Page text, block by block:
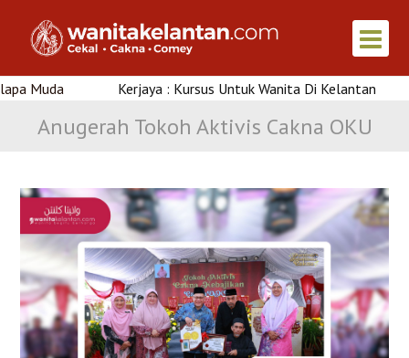
Kerjaya : Kursus Untuk Wanita Di Kelantan
Anugerah Tokoh Aktivis Cakna OKU